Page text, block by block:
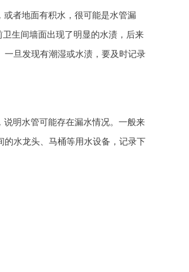
者地面有积水，很可能是水管漏
生间墙面出现了明显的水渍，后来
旦发现有潮湿或水渍，要及时记录
明水管可能存在漏水情况。一般来
的水龙头、马桶等用水设备，记录下